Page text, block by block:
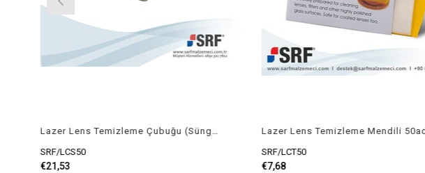
Lazer Lens Temizleme Çubuğu (Sünger) 50ad
SRF/LCS50
€21,53
Lazer Lens Temizleme Mendili 50ad
SRF/LCT50
€7,68